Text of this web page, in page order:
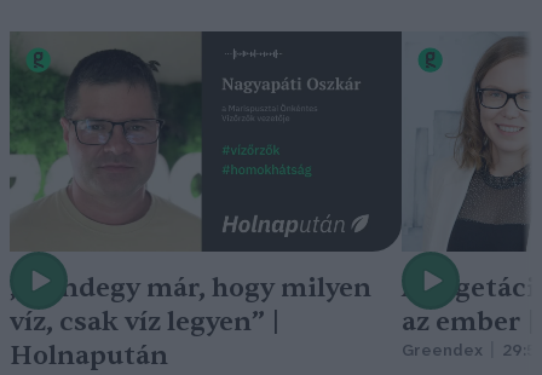
„Mindegy már, hogy milyen
víz, csak víz legyen” |
Holnapután
A
az ember
Greendex